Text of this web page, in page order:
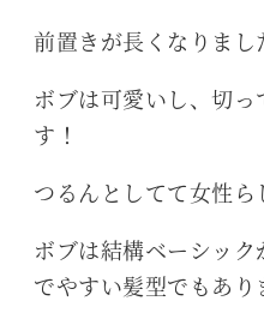
前置きが長くなりまし
ボブは可愛いし、切
す！
つるんとしてて女性ら
ボブは結構ベーシッ
でやすい髪型でもあり